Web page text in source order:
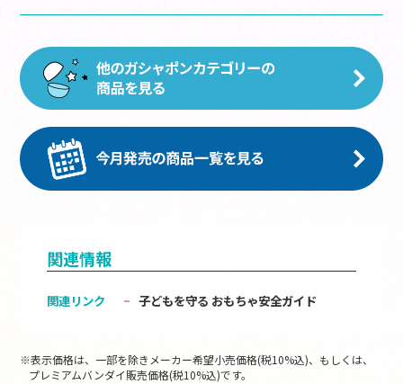
関連情報
関連リンク 子どもを守る おもちゃ安全ガイド
※表示価格は、一部を除きメーカー希望小売価格(税10%込)、もしくは、
プレミアムバンダイ販売価格(税10%込)です。